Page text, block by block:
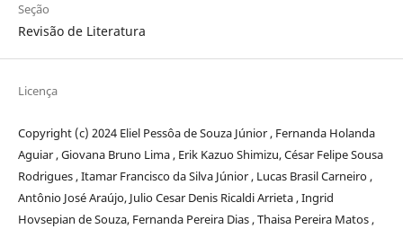
Seção
Revisão de Literatura
Licença
Copyright (c) 2024 Eliel Pessôa de Souza Júnior , Fernanda Holanda
Aguiar , Giovana Bruno Lima , Erik Kazuo Shimizu, César Felipe Sousa
Rodrigues , Itamar Francisco da Silva Júnior , Lucas Brasil Carneiro ,
Antônio José Araújo, Julio Cesar Denis Ricaldi Arrieta , Ingrid
Hovsepian de Souza, Fernanda Pereira Dias , Thaisa Pereira Matos ,